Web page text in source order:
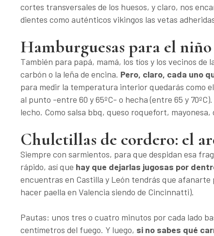
cortes transversales de los huesos, y claro, nos
dientes como auténticos vikingos las vetas
Hamburguesas para el
También para papá, mamá, los tíos y los vecinos
carbón o la leña de encina. Pero, claro, cada uno
para medir la temperatura interior quedarás como
al punto -entre 60 y 65ºC- o hecha (entre 65 y
lecho. Como salsa bbq, queso roquefort,
Chuletillas de cordero: el
Siempre con sarmientos, para que despidan esa
rápido, así que hay que dejarlas jugosas por
encuentras en Castilla y León tendrás que
hacer paella en Valencia siendo de Cincinnatti).
Pautas: unos tres o cuatro minutos por cada lado
centímetros del fuego. Y luego, si no sabes qué